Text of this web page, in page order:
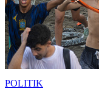
POLITIK